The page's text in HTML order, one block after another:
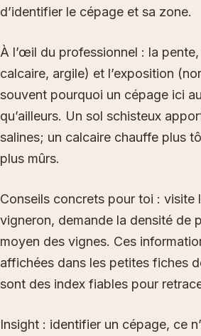
d’identifier le cépage et sa zone.
À l’œil du professionnel : la
calcaire, argile) et l’exposition
souvent pourquoi un cépage ici
qu’ailleurs. Un sol schisteux
salines; un calcaire chauffe plus
plus mûrs.
Conseils concrets pour toi : visite
vigneron, demande la densité de
moyen des vignes. Ces
affichées dans les petites fiches
sont des index fiables pour
Insight : identifier un cépage, ce